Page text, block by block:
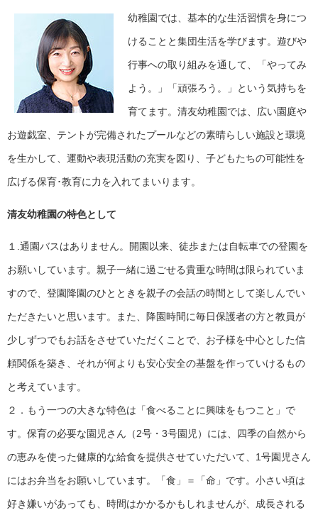
幼稚園では、基本的な生活習慣を身につ
けることと集団生活を学びます。遊びや
行事への取り組みを通して、「やってみ
よう。」「頑張ろう。」という気持ちを
育てます。清友幼稚園では、広い園庭や
お遊戯室、テントが完備されたプールなどの素晴らしい施設と環境
を生かして、運動や表現活動の充実を図り、子どもたちの可能性を
広げる保育･教育に力を入れてまいります。
清友幼稚園の特色として
１.通園バスはありません。開園以来、徒歩または自転車での登園を
お願いしています。親子一緒に過ごせる貴重な時間は限られていま
すので、登園降園のひとときを親子の会話の時間として楽しんでい
ただきたいと思います。また、降園時間に毎日保護者の方と教員が
少しずつでもお話をさせていただくことで、お子様を中心とした信
頼関係を築き、それが何よりも安心安全の基盤を作っていけるもの
と考えています。
２．もう一つの大きな特色は「食べることに興味をもつこと」で
す。保育の必要な園児さん（2号・3号園児）には、四季の自然から
の恵みを使った健康的な給食を提供させていただいて、1号園児さん
にはお弁当をお願いしています。「食」＝「命」です。小さい頃は
好き嫌いがあっても、時間はかかるかもしれませんが、成長される